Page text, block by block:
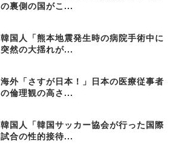
の裏側の国がこ...
韓国人「熊本地震発生時の病院手術中に
突然の大揺れが...
海外「さすが日本！」日本の医療従事者
の倫理観の高さ...
韓国人「韓国サッカー協会が行った国際
試合の性的接待...